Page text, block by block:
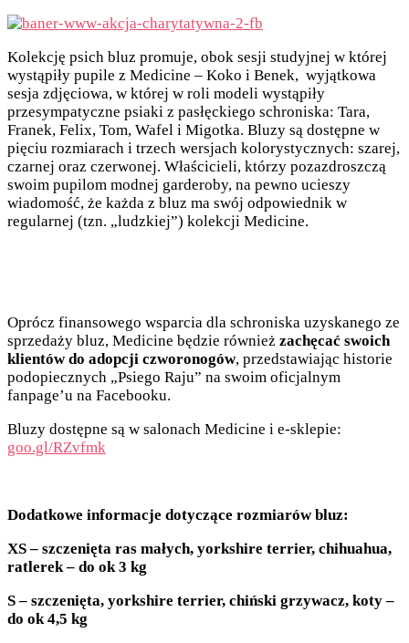
Kolekcję psich bluz promuje, obok sesji studyjnej w której
wystąpiły pupile z Medicine – Koko i Benek, wyjątkowa
sesja zdjęciowa, w której w roli modeli wystąpiły
przesympatyczne psiaki z pasłęckiego schroniska: Tara,
Franek, Felix, Tom, Wafel i Migotka. Bluzy są dostępne w
pięciu rozmiarach i trzech wersjach kolorystycznych: szarej,
czarnej oraz czerwonej. Właścicieli, którzy pozazdroszczą
swoim pupilom modnej garderoby, na pewno ucieszy
wiadomość, że każda z bluz ma swój odpowiednik w
regularnej (tzn. „ludzkiej”) kolekcji Medicine.
Oprócz finansowego wsparcia dla schroniska uzyskanego ze
sprzedaży bluz, Medicine będzie również zachęcać swoich
klientów do adopcji czworonogów, przedstawiając historie
podopiecznych „Psiego Raju” na swoim oficjalnym
fanpage’u na Facebooku.
Bluzy dostępne są w salonach Medicine i e-sklepie:
goo.gl/RZvfmk
Dodatkowe informacje dotyczące rozmiarów bluz:
XS – szczenięta ras małych, yorkshire terrier, chihuahua,
ratlerek – do ok 3 kg
S – szczenięta, yorkshire terrier, chiński grzywacz, koty –
do ok 4,5 kg